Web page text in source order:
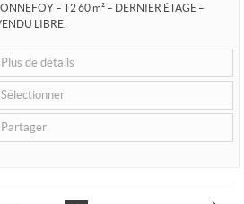
– T2 60 m² – DERNIER ÉTAGE –
LIBRE.
Plus de détails
Sélectionner
Partager